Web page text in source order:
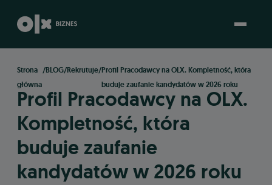
KONTAKT
Strona
główna
/BLOG/Rekrutuje/Profil Pracodawcy na OLX. Kompletność, która
buduje zaufanie kandydatów w 2026 roku
Profil Pracodawcy na OLX.
Kompletność, która
buduje zaufanie
kandydatów w 2026 roku